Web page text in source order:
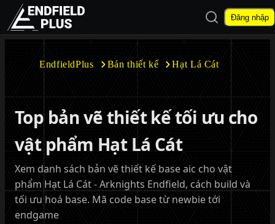
EndfieldPlus
menu con
Mở tìm kiếmĐăng nhập
EndfieldPlus Bản thiết kế Hạt Lá Cát
Top bản vẽ thiết kế tối ưu cho
vật phẩm Hạt Lá Cát
Xem danh sách bản vẽ thiết kế base aic cho vật
phẩm Hạt Lá Cát - Arknights Endfield, cách build và
tối ưu hoá base. Mã code base từ newbie tới
endgame